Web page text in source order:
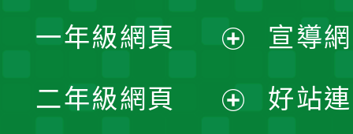
一年級網頁
開
二年級網頁
宣導
好站